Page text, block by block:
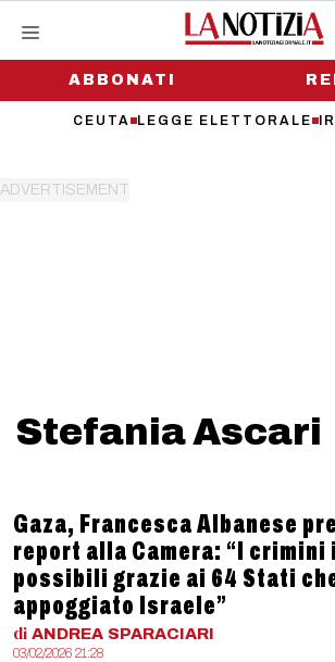
contenutoABBONATI
CEUTA LEGGE ELETTORALE
Stefania Ascari
Gaza, Francesca Albanese
report alla Camera: “I crimini
possibili grazie ai 64 Stati
appoggiato Israele”
di ANDREA SPARACIARI
03/02/2026 21:28